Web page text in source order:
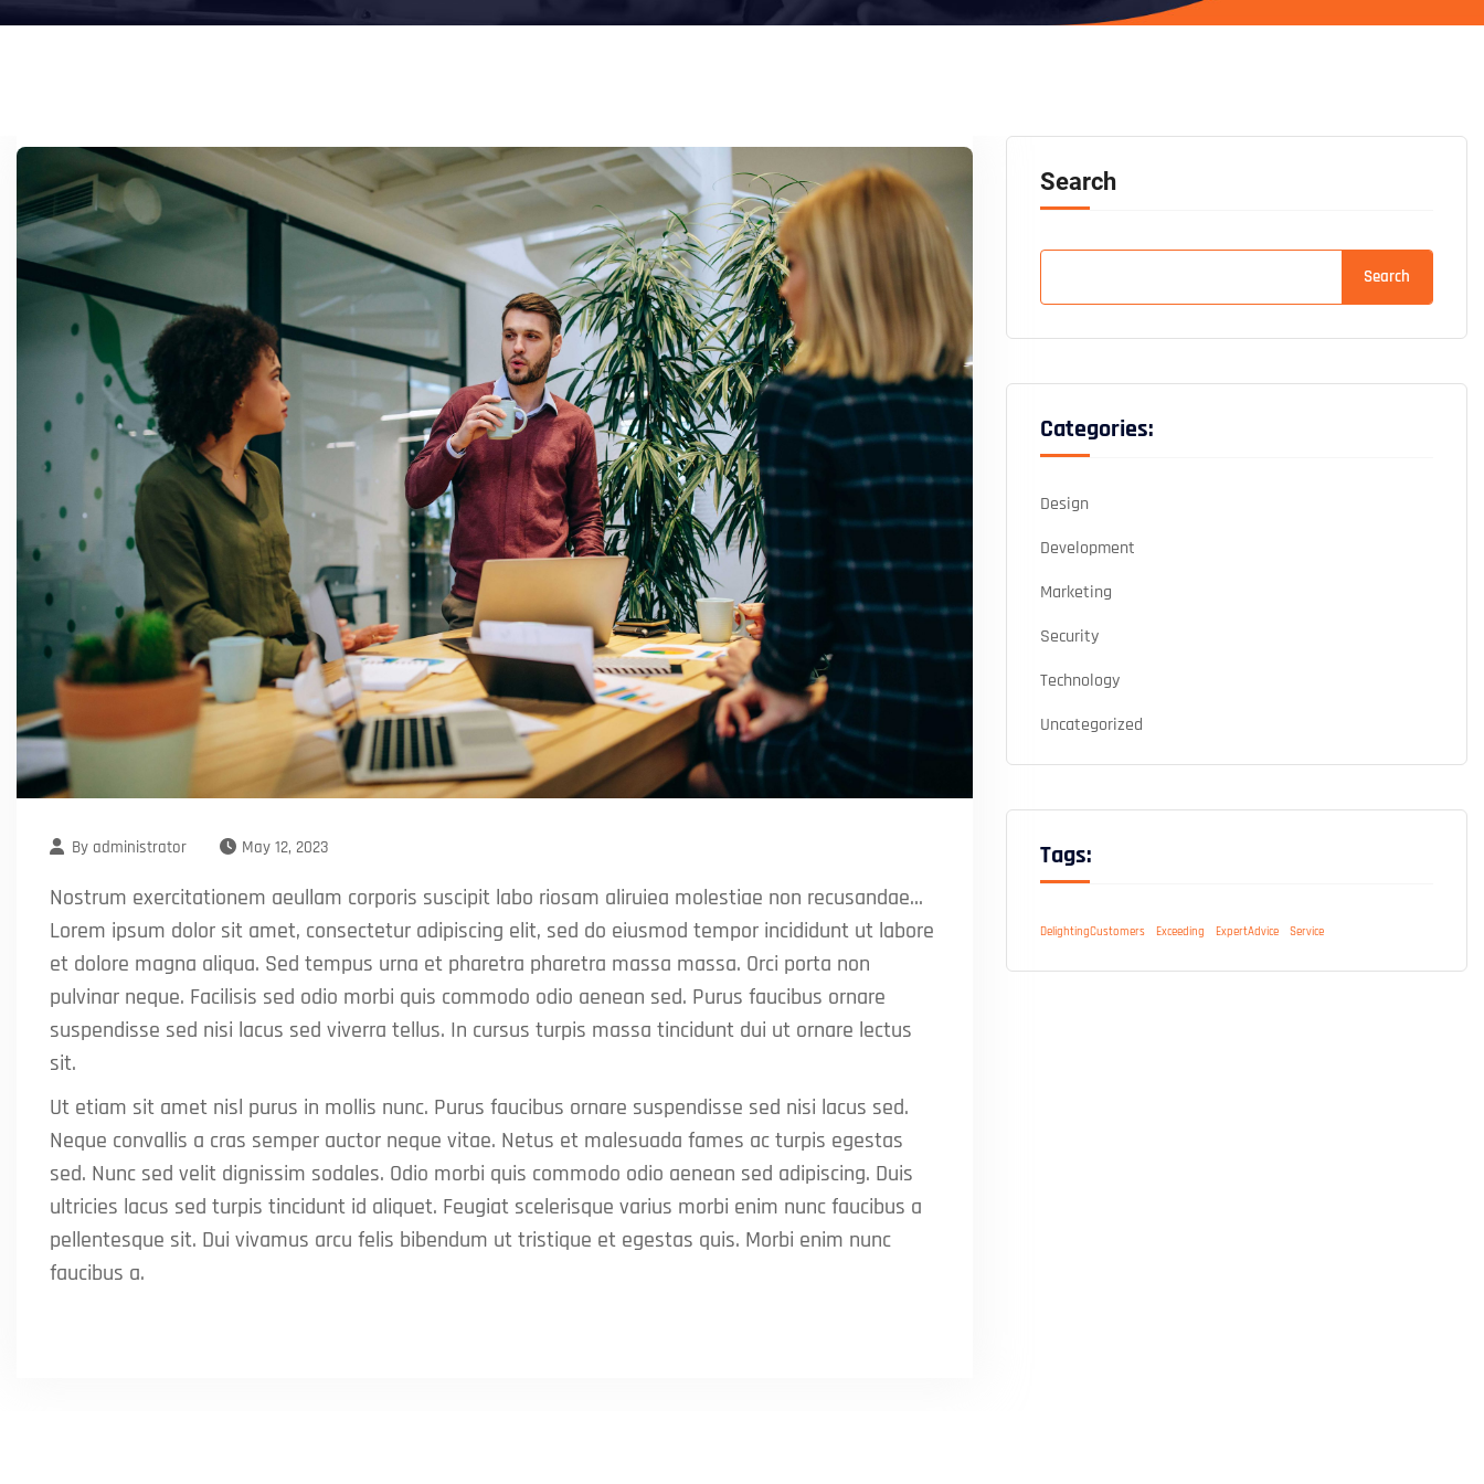
By administrator May 12, 2023
Nostrum exercitationem aeullam corporis suscipit labo riosam aliruiea molestiae non recusandae…
Lorem ipsum dolor sit amet, consectetur adipiscing elit, sed do eiusmod tempor incididunt ut labore
et dolore magna aliqua. Sed tempus urna et pharetra pharetra massa massa. Orci porta non
pulvinar neque. Facilisis sed odio morbi quis commodo odio aenean sed. Purus faucibus ornare
suspendisse sed nisi lacus sed viverra tellus. In cursus turpis massa tincidunt dui ut ornare lectus
sit.
Ut etiam sit amet nisl purus in mollis nunc. Purus faucibus ornare suspendisse sed nisi lacus sed.
Neque convallis a cras semper auctor neque vitae. Netus et malesuada fames ac turpis egestas
sed. Nunc sed velit dignissim sodales. Odio morbi quis commodo odio aenean sed adipiscing. Duis
ultricies lacus sed turpis tincidunt id aliquet. Feugiat scelerisque varius morbi enim nunc faucibus a
pellentesque sit. Dui vivamus arcu felis bibendum ut tristique et egestas quis. Morbi enim nunc
faucibus a.
Search
Search
Categories:
Design
Development
Marketing
Security
Technology
Uncategorized
Tags:
DelightingCustomers Exceeding ExpertAdvice Service